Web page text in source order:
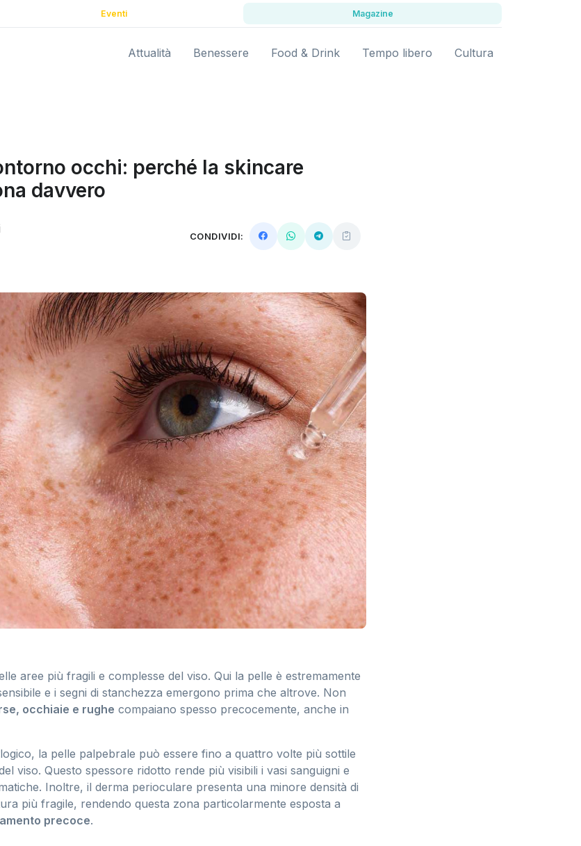
Eventi Magazine
Attualità Benessere Food & Drink Tempo libero Cultura
occhi: perché la skincare
davvero
CONDIVIDI:
aree più fragili e complesse del viso. Qui la pelle è estremamente
e i segni di stanchezza emergono prima che altrove. Non
occhiaie e rughe compaiano spesso precocemente, anche in
la pelle palpebrale può essere fino a quattro volte più sottile
viso. Questo spessore ridotto rende più visibili i vasi sanguigni e
Inoltre, il derma perioculare presenta una minore densità di
più fragile, rendendo questa zona particolarmente esposta a
precoce.